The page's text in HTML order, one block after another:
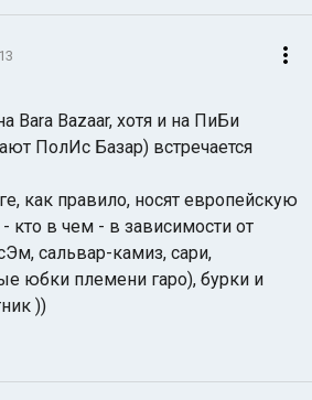
Bazaar, хотя и на ПиБи
ПолИс Базар) встречается
как правило, носят европейскую
в чем - в зависимости от
сальвар-камиз, сари,
юбки племени гаро), бурки и
))